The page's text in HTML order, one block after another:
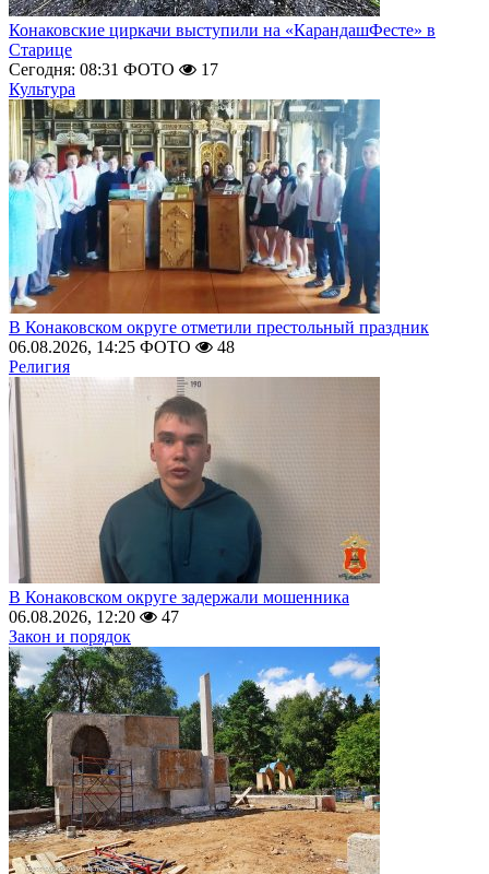
Конаковские циркачи выступили на «КарандашФесте» в
Старице
Сегодня: 08:31 ФОТО
17
Культура
В Конаковском округе отметили престольный праздник
06.08.2026, 14:25 ФОТО
48
Религия
В Конаковском округе задержали мошенника
06.08.2026, 12:20
47
Закон и порядок